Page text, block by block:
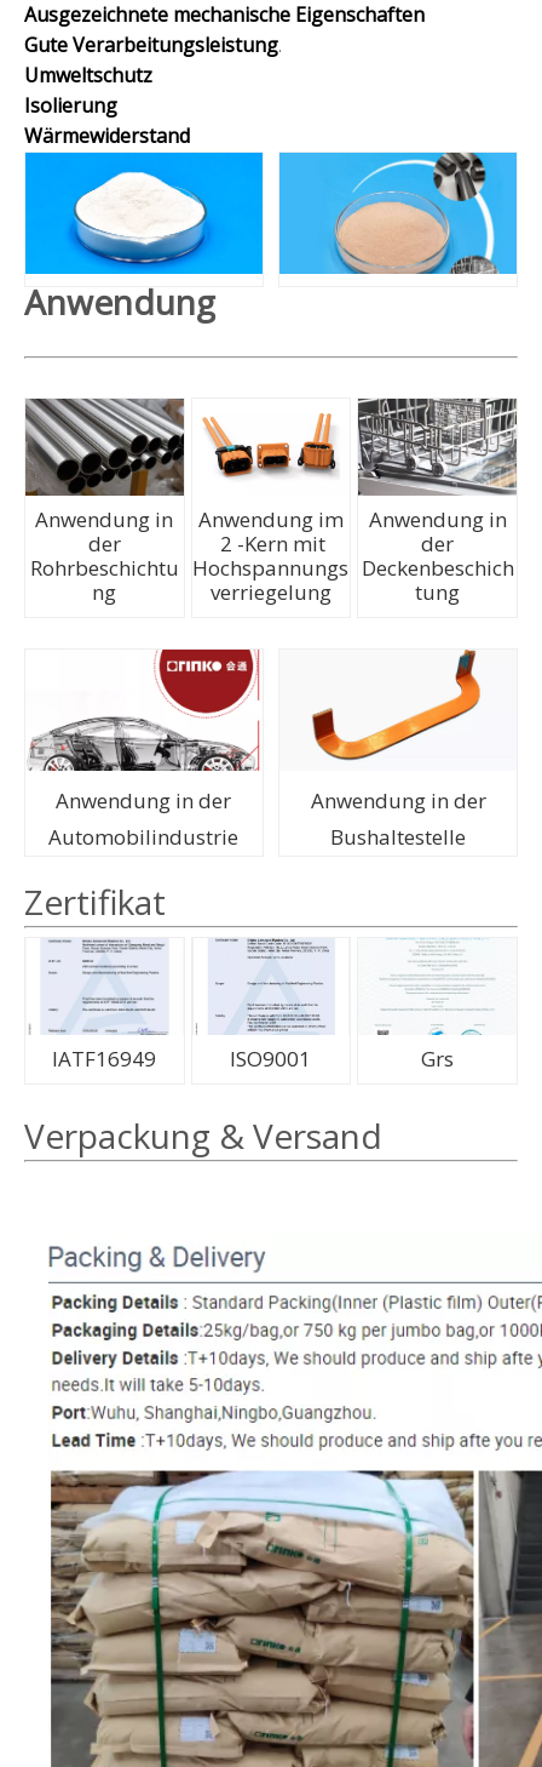
Ausgezeichnete mechanische Eigenschaften
Gute Verarbeitungsleistung.
Umweltschutz
Isolierung
Wärmewiderstand
Anwendung
Anwendung in
der
Rohrbeschichtu
ng
Anwendung im
2 -Kern mit
Hochspannungs
verriegelung
Anwendung in
der
Deckenbeschich
tung
Anwendung in der
Automobilindustrie
Anwendung in der
Bushaltestelle
Zertifikat
IATF16949 ISO9001 Grs
Verpackung & Versand